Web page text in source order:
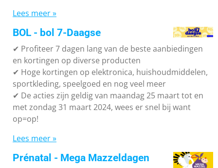
Lees meer »
BOL - bol 7-Daagse
✔ Profiteer 7 dagen lang van de beste aanbiedingen
en kortingen op diverse producten
✔ Hoge kortingen op elektronica, huishoudmiddelen,
sportkleding, speelgoed en nog veel meer
✔ De acties zijn geldig van maandag 25 maart tot en
met zondag 31 maart 2024, wees er snel bij want
op=op!
Lees meer »
Prénatal - Mega Mazzeldagen